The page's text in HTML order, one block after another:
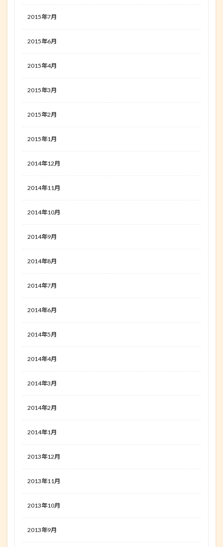
2015年7月
2015年6月
2015年4月
2015年3月
2015年2月
2015年1月
2014年12月
2014年11月
2014年10月
2014年9月
2014年8月
2014年7月
2014年6月
2014年5月
2014年4月
2014年3月
2014年2月
2014年1月
2013年12月
2013年11月
2013年10月
2013年9月